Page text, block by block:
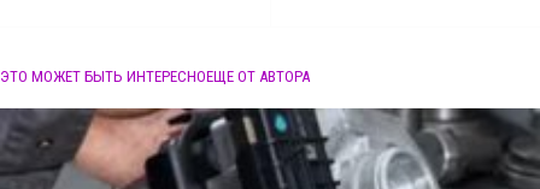
ЭТО МОЖЕТ БЫТЬ ИНТЕРЕСНОЕЩЕ ОТ АВТОРА